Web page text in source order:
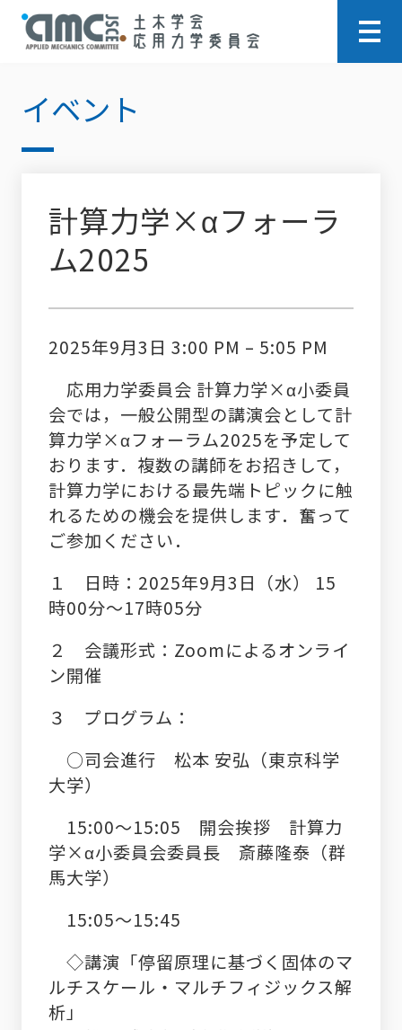
イベント
計算力学×αフォーラ
ム2025
2025年9月3日 3:00 PM – 5:05 PM
応用力学委員会 計算力学×α小委員
会では，一般公開型の講演会として計
算力学×αフォーラム2025を予定して
おります．複数の講師をお招きして，
計算力学における最先端トピックに触
れるための機会を提供します．奮って
ご参加ください．
１ 日時： 2025年9月3日（水） 15
時00分～17時05分
２ 会議形式：Zoomによるオンライ
ン開催
３ プログラム：
○司会進行 松本 安弘（東京科学
大学）
15:00～15:05 開会挨拶 計算力
学×α小委員会委員長 斎藤隆泰（群
馬大学）
15:05～15:45
◇講演「停留原理に基づく固体のマ
ルチスケール・マルチフィジックス解
析」